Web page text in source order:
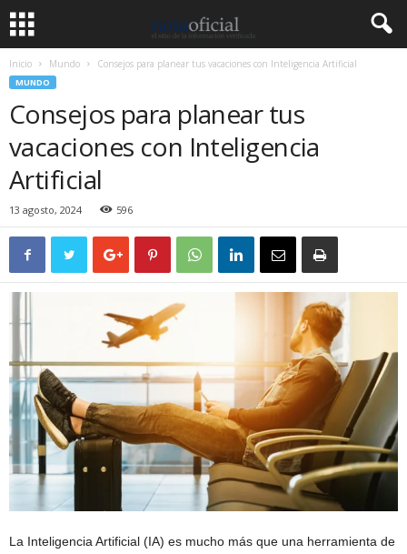
Inicio Mundo Consejos para planear tus vacaciones con Inteligencia Artificial
MUNDO
Consejos para planear tus
vacaciones con Inteligencia
Artificial
13 agosto, 2024 596
La Inteligencia Artificial (IA) es mucho más que una herramienta de